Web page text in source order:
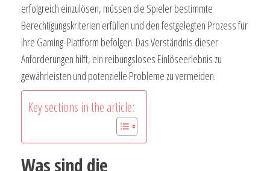
erfolgreich einzulösen, müssen die Spieler bestimmte
Berechtigungskriterien erfüllen und den festgelegten Prozess für
ihre Gaming-Plattform befolgen. Das Verständnis dieser
Anforderungen hilft, ein reibungsloses Einlöseerlebnis zu
gewährleisten und potenzielle Probleme zu vermeiden.
Key sections in the article:
Was sind die